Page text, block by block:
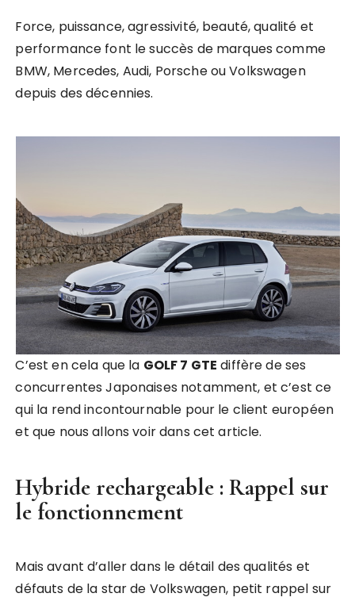
Force, puissance, agressivité, beauté, qualité et
performance font le succès de marques comme
BMW, Mercedes, Audi, Porsche ou Volkswagen
depuis des décennies.
C’est en cela que la GOLF 7 GTE diffère de ses
concurrentes Japonaises notamment, et c’est ce
qui la rend incontournable pour le client européen
et que nous allons voir dans cet article.
Hybride rechargeable : Rappel sur
le fonctionnement
Mais avant d’aller dans le détail des qualités et
défauts de la star de Volkswagen, petit rappel sur